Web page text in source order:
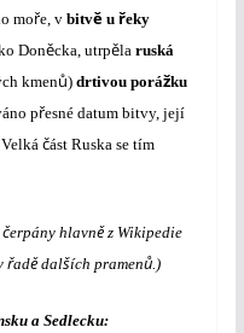
moře, v bitvěu řeky
Doněcka, utrpěla ruská
kmenů) drtivou porážku
přesné datum bitvy, její
část Ruska se tím
čerpány hlavněz Wikipedie
řadědalších pramenů.)
a Sedlecku: